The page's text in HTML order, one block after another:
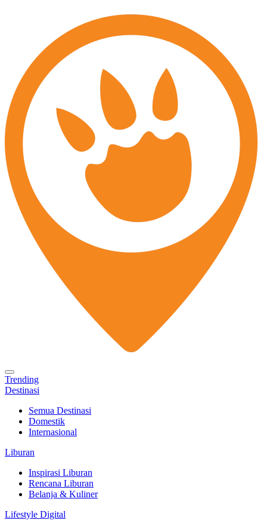
Trending
Destinasi
Semua Destinasi
Domestik
Internasional
Liburan
Inspirasi Liburan
Rencana Liburan
Belanja & Kuliner
Lifestyle Digital